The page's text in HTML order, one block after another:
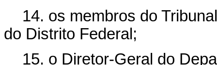
14. os membros do
do Distrito Federal;
15. o Diretor-Geral do